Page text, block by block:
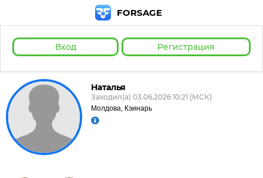
FORSAGE
Вход Регистрация
Наталья
Заходил(а) 03.06.2026 10:21 (МСК)
Молдова, Кэинарь